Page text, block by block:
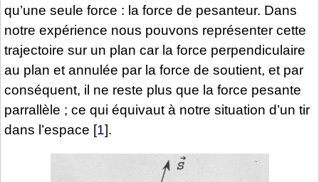
qu’une seule force : la force de pesanteur. Dans
notre expérience nous pouvons représenter cette
trajectoire sur un plan car la force perpendiculaire
au plan et annulée par la force de soutient, et par
conséquent, il ne reste plus que la force pesante
parrallèle ; ce qui équivaut à notre situation d’un tir
dans l’espace [1].